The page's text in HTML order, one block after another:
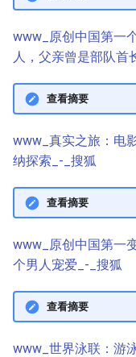
www_原创中国第一
人，父亲曾是部队首
查看摘要
www_真实之旅：电
纳探索_-_搜狐
查看摘要
www_原创中国第一
个男人宠爱_-_搜狐
查看摘要
www_世界泳联：游